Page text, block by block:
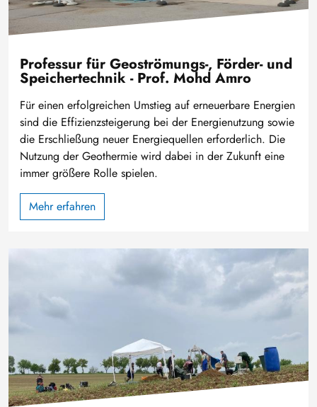
Professur für Geoströmungs-, Förder- und
Speichertechnik - Prof. Mohd Amro
Für einen erfolgreichen Umstieg auf erneuerbare Energien
sind die Effizienzsteigerung bei der Energienutzung sowie
die Erschließung neuer Energiequellen erforderlich. Die
Nutzung der Geothermie wird dabei in der Zukunft eine
immer größere Rolle spielen.
Mehr erfahren
Bild